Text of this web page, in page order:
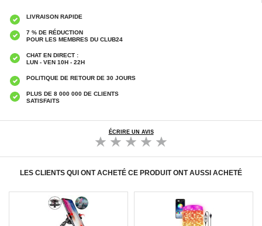
LIVRAISON RAPIDE
7 % DE RÉDUCTION
POUR LES MEMBRES DU CLUB24
CHAT EN DIRECT :
LUN - VEN 10H - 22H
POLITIQUE DE RETOUR DE 30 JOURS
PLUS DE 8 000 000 DE CLIENTS
SATISFAITS
ÉCRIRE UN AVIS
LES CLIENTS QUI ONT ACHETÉ CE PRODUIT ONT AUSSI ACHETÉ